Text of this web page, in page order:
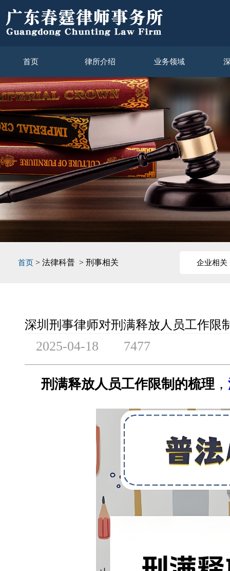
首页 律所介绍 业务领域
首页 > 法律科普 > 刑事相关 企业相关
深圳刑事律师对刑满释放人员工作限
2025-04-18 7477
刑满释放人员工作限制的梳理 ，